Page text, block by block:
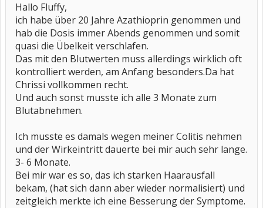
Hallo Fluffy,
ich habe über 20 Jahre Azathioprin genommen und
hab die Dosis immer Abends genommen und somit
quasi die Übelkeit verschlafen.
Das mit den Blutwerten muss allerdings wirklich oft
kontrolliert werden, am Anfang besonders.Da hat
Chrissi vollkommen recht.
Und auch sonst musste ich alle 3 Monate zum
Blutabnehmen.
Ich musste es damals wegen meiner Colitis nehmen
und der Wirkeintritt dauerte bei mir auch sehr lange.
3- 6 Monate.
Bei mir war es so, das ich starken Haarausfall
bekam, (hat sich dann aber wieder normalisiert) und
zeitgleich merkte ich eine Besserung der Symptome.